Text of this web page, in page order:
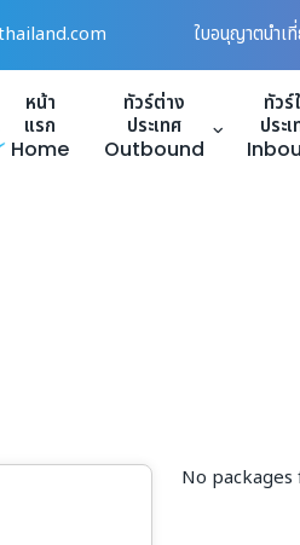
ใบอนุญาตนำเ
หน้า
แรก
Home
ทัวร์ต่าง
ประเทศ
Outbound
ทัวร์
ประ
No packages